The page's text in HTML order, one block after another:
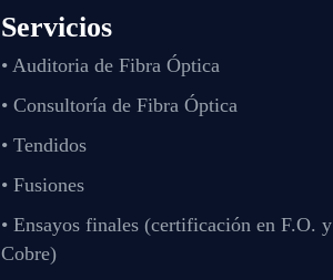
Servicios
• Auditoria de Fibra Óptica
• Consultoría de Fibra Óptica
• Tendidos
• Fusiones
• Ensayos finales (certificación en F.O. y
Cobre)